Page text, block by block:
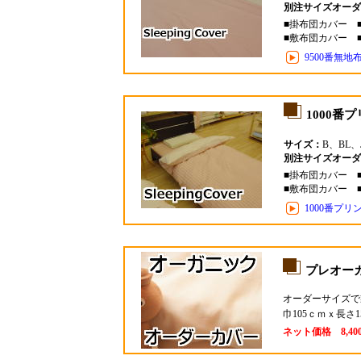
別注サイズオー
■掛布団カバー
■敷布団カバー
9500番無地
1000番
サイズ： B、BL
別注サイズオー
■掛布団カバー
■敷布団カバー
1000番プリ
プレオー
オーダーサイズ
巾105ｃｍｘ長さ
ネット価格